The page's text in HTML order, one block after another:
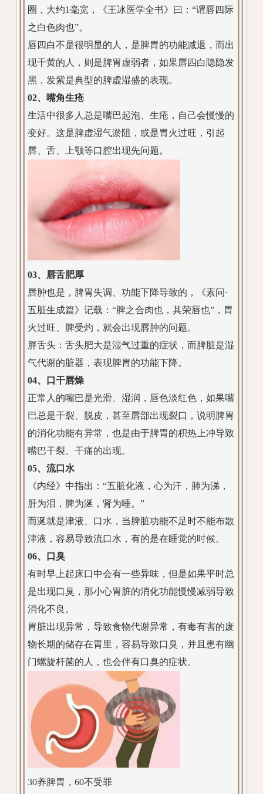
圈，大约1毫宽，《王冰医学全书》曰：“谓唇四际
之白色肉也”。
唇四白不是很明显的人，是脾胃的功能减退，而出
现干黄的人，则是脾胃虚弱者，如果唇四白隐隐发
黑，发紫是典型的脾虚湿盛的表现。
02、嘴角生疮
生活中很多人总是嘴巴起泡、生疮，自己会慢慢的
变好。这是脾虚湿气淤阻，或是胃火过旺，引起
唇、舌、上颚等口腔出现先问题。
03、唇舌肥厚
唇肿也是，脾胃失调、功能下降导致的，《素问·
五脏生成篇》记载：“脾之合肉也，其荣唇也”，胃
火过旺、脾受灼，就会出现唇肿的问题。
胖舌头：舌头肥大是湿气过重的症状，而脾脏是湿
气代谢的脏器，表现脾胃的功能下降。
04、口干唇燥
正常人的嘴巴是光滑、湿润，唇色淡红色，如果嘴
巴总是干裂、脱皮，甚至唇部出现裂口，说明脾胃
的消化功能有异常，也是由于脾胃的积热上冲导致
嘴巴干裂、干痛的出现。
05、流口水
《内经》中指出：“五脏化液，心为汗，肺为涕，
肝为泪，脾为涎，肾为唾。”
而涎就是津液、口水，当脾脏功能不足时不能布散
津液，容易导致流口水，有的是在睡觉的时候。
06、口臭
有时早上起床口中会有一些异味，但是如果平时总
是出现口臭，那小心胃脏的消化功能慢慢减弱导致
消化不良。
胃脏出现异常，导致食物代谢异常，有毒有害的废
物长期的储存在胃里，容易导致口臭，并且患有幽
门螺旋杆菌的人，也会伴有口臭的症状。
30养脾胃，60不受罪